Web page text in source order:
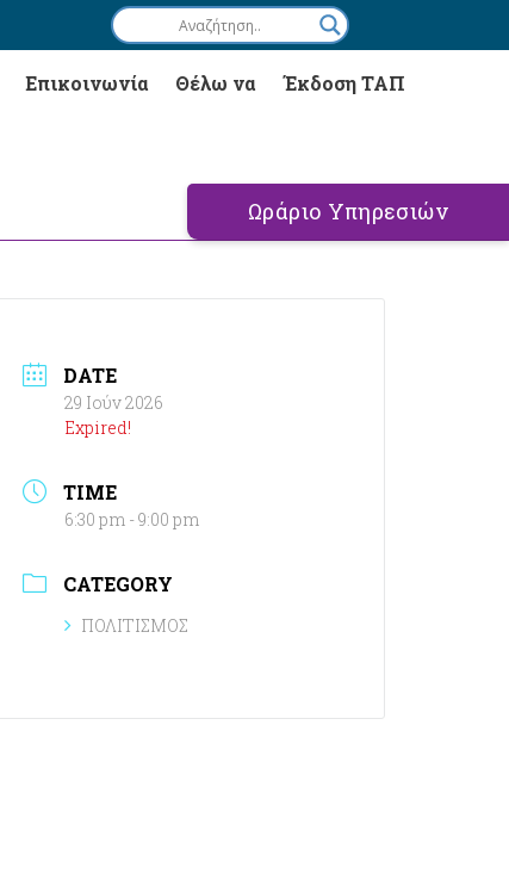
Επικοινωνία Θέλω να Έκδοση ΤΑΠ
Ωράριο Υπηρεσιών
DATE
29 Ιούν 2026
Expired!
TIME
6:30 pm - 9:00 pm
CATEGORY
ΠΟΛΙΤΙΣΜΟΣ